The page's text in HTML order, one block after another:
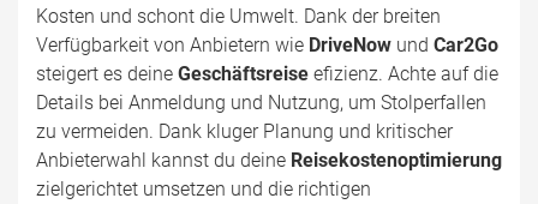
Kosten und schont die Umwelt. Dank der breiten
Verfügbarkeit von Anbietern wie DriveNow und Car2Go
steigert es deine Geschäftsreise efizienz. Achte auf die
Details bei Anmeldung und Nutzung, um Stolperfallen
zu vermeiden. Dank kluger Planung und kritischer
Anbieterwahl kannst du deine Reisekostenoptimierung
zielgerichtet umsetzen und die richtigen